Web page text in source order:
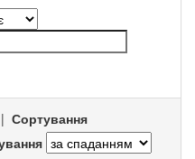
| Сортування